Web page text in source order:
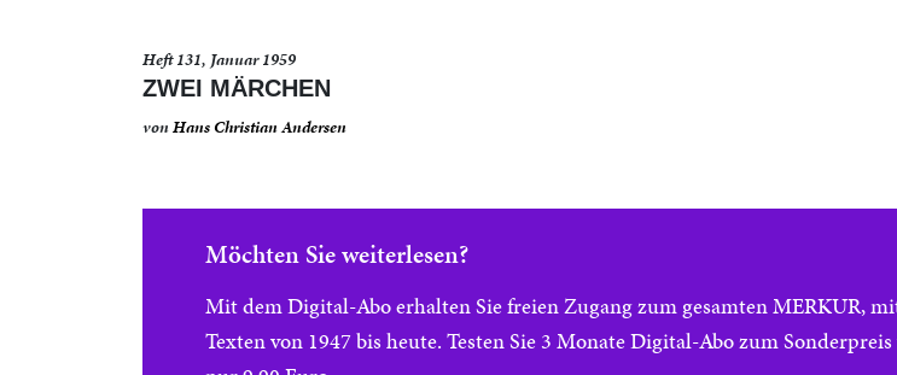
Heft 131, Januar 1959
ZWEI MÄRCHEN
vonHans Christian Andersen
Möchten Sie weiterlesen?
Mit dem Digital-Abo erhalten Sie freien Zugang zum gesamten MERKUR,
Texten von 1947 bis heute. Testen Sie 3 Monate Digital-Abo zum